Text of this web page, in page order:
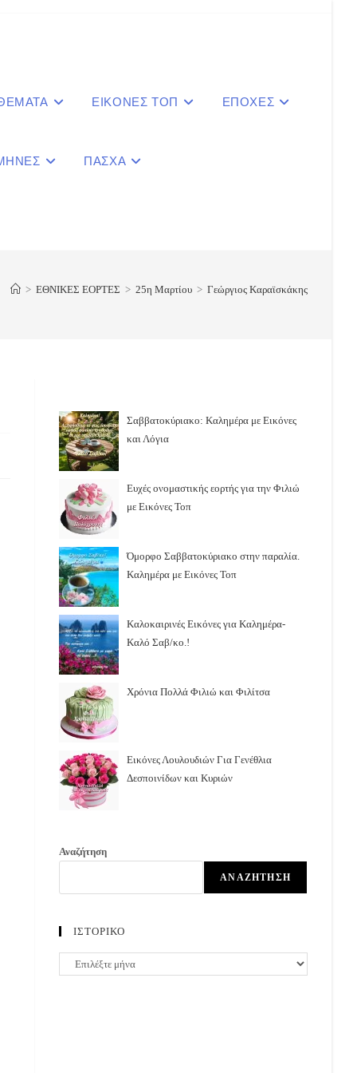
ΕΙΚΟΝΕΣ ΤΟΠ ΕΠΟΧΕΣ
ΠΑΣΧΑ
> ΕΘΝΙΚΕΣ ΕΟΡΤΕΣ > 25η Μαρτίου > Γεώργιος Καραϊσκάκης
Σαββατοκύριακο: Καλημέρα με Εικόνες
και Λόγια
Ευχές ονομαστικής εορτής για την Φιλιώ
με Εικόνες Τοπ
Όμορφο Σαββατοκύριακο στην παραλία.
Καλημέρα με Εικόνες Τοπ
Καλοκαιρινές Εικόνες για Καλημέρα-
Καλό Σαβ/κο.!
Χρόνια Πολλά Φιλιώ και Φιλίτσα
Εικόνες Λουλουδιών Για Γενέθλια
Δεσποινίδων και Κυριών
Αναζήτηση
ΑΝΑΖΉΤΗΣΗ
ΙΣΤΟΡΙΚΟ
ΙΣΤΟΡΙΚΟ